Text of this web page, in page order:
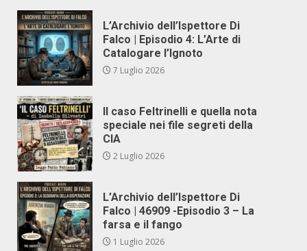
L’Archivio dell’Ispettore Di
Falco | Episodio 4: L’Arte di
Catalogare l’Ignoto
7 Luglio 2026
Il caso Feltrinelli e quella nota
speciale nei file segreti della
CIA
2 Luglio 2026
L’Archivio dell’Ispettore Di
Falco | 46909 -Episodio 3 – La
farsa e il fango
1 Luglio 2026